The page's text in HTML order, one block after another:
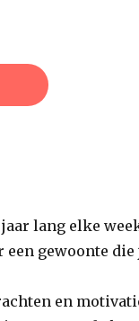
lang elke
een gewoonte
en